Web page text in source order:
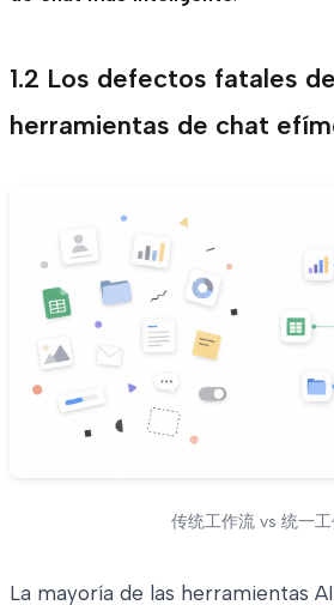
1.2 Los defectos fatales
herramientas de chat
传统工作流 vs 统一
La mayoría de las herramientas